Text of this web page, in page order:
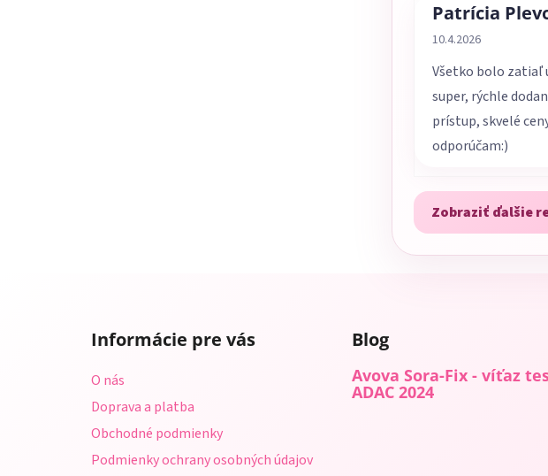
Patrícia
Hodnotenie
10.4.2026
Všetko bolo zatiaľ
super, rýchle
prístup, skvelé
odporúčam:)
Zobraziť ďalšie
Informácie pre vás
O nás
Doprava a platba
Obchodné podmienky
Podmienky ochrany osobných údajov
Blog
Avova Sora-Fix - víťaz
ADAC 2024